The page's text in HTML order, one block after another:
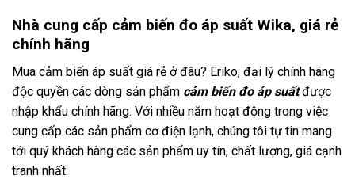
Nhà cung cấp cảm biến đo áp suất Wika, giá rẻ
chính hãng
Mua cảm biến áp suất giá rẻ ở đâu? Eriko, đại lý chính hãng
độc quyền các dòng sản phẩm cảm biến đo áp suấtđược
nhập khẩu chính hãng. Với nhiều năm hoạt động trong việc
cung cấp các sản phẩm cơ điện lạnh, chúng tôi tự tin mang
tới quý khách hàng các sản phẩm uy tín, chất lượng, giá cạnh
tranh nhất.